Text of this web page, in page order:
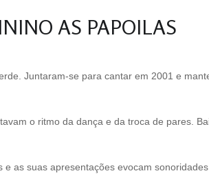
AS PAPOILAS
Juntaram-se para cantar em 2001 e
o ritmo da dança e da troca de pares.
as suas apresentações evocam